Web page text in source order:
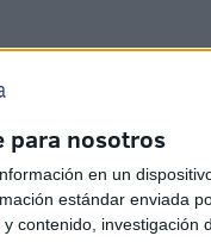
para nosotros
en un
estándar enviada
contenido, investigación